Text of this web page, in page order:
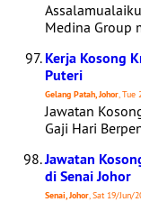
Medina Group
Kerja Kosong
Puteri
Gelang Patah, Johor, Tue
Jawatan
Gaji Hari
Jawatan
di Senai Johor
Senai, Johor, Sat 19/Jun/